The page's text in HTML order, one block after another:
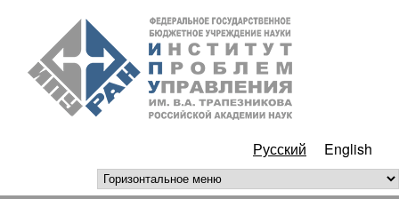
Перейти к основному
содержанию
РАН
Русский English
горизонтальное меню